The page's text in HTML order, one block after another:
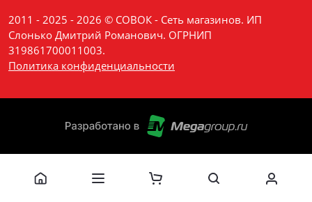
2011 - 2025 - 2026 © СОВОК - Сеть магазинов. ИП
Слонько Дмитрий Романович. ОГРНИП
319861700011003.
Политика конфиденциальности